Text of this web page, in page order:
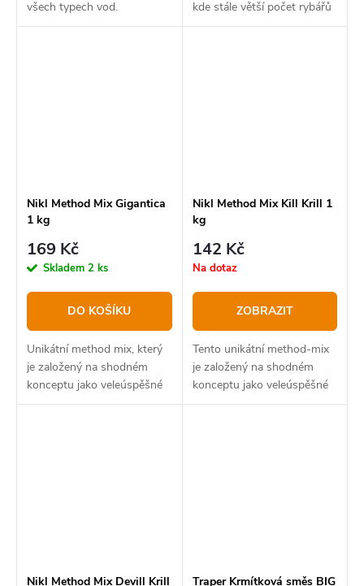
všech typech vod.
kde stále větší počet rybářů
sahá po hotových směsích
Nikl Method Mix Gigantica
1 kg
169 Kč
Skladem 2 ks
DO KOŠÍKU
Unikátní method mix, který
je založený na shodném
konceptu jako veleúspěšné
boilies Gigantica.
Nikl Method Mix Kill Krill 1
kg
142 Kč
Na dotaz
ZOBRAZIT
Tento unikátní method-mix
je založený na shodném
konceptu jako veleúspěšné
boilies Kill Krill Obsahuje
Nikl Method Mix Devill Krill
Traper Krmítková směs BIG